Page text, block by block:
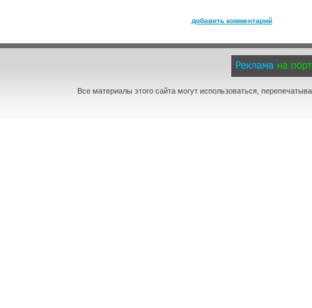
добавить комментарий
Все материалы этого сайта могут использоваться,